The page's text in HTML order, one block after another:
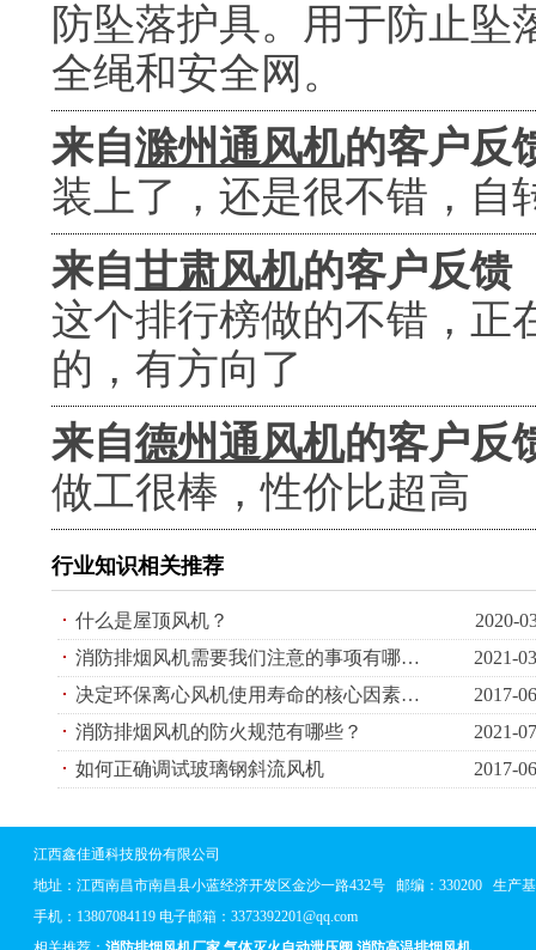
防坠落护具。用于防止坠
全绳和安全网。
来自滁州通风机的客户反
装上了，还是很不错，自
来自甘肃风机的客户反馈
这个排行榜做的不错，正
的，有方向了
来自德州通风机的客户反
做工很棒，性价比超高
行业知识相关推荐
什么是屋顶风机？
2020-
消防排烟风机需要我们注意的事项有哪些？
2021-
决定环保离心风机使用寿命的核心因素有哪些
2017-
消防排烟风机的防火规范有哪些？
2021-
如何正确调试玻璃钢斜流风机
2017-
江西鑫佳通科技股份有限公司
地址： 江西南昌市南昌县小蓝经济开发区金沙一路432号邮编：330200 生产基
手机：13807084119 电子邮箱：3373392201@qq.com